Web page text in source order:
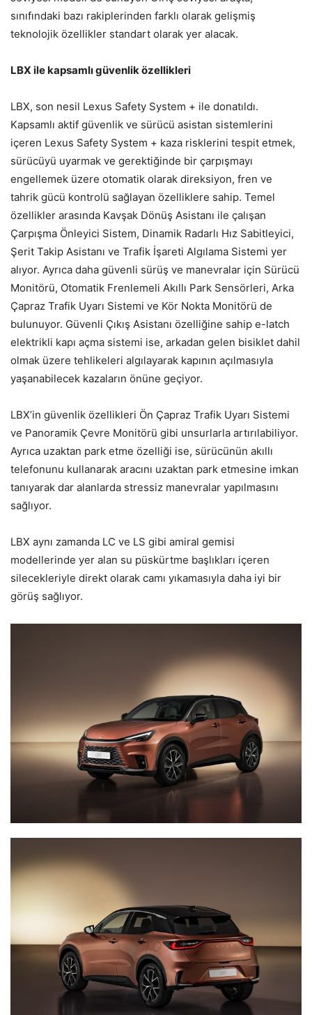
sınıfındaki bazı rakiplerinden farklı olarak gelişmiş
teknolojik özellikler standart olarak yer alacak.
LBX ile kapsamlı güvenlik özellikleri
LBX, son nesil Lexus Safety System + ile donatıldı.
Kapsamlı aktif güvenlik ve sürücü asistan sistemlerini
içeren Lexus Safety System + kaza risklerini tespit etmek,
sürücüyü uyarmak ve gerektiğinde bir çarpışmayı
engellemek üzere otomatik olarak direksiyon, fren ve
tahrik gücü kontrolü sağlayan özelliklere sahip. Temel
özellikler arasında Kavşak Dönüş Asistanı ile çalışan
Çarpışma Önleyici Sistem, Dinamik Radarlı Hız Sabitleyici,
Şerit Takip Asistanı ve Trafik İşareti Algılama Sistemi yer
alıyor. Ayrıca daha güvenli sürüş ve manevralar için Sürücü
Monitörü, Otomatik Frenlemeli Akıllı Park Sensörleri, Arka
Çapraz Trafik Uyarı Sistemi ve Kör Nokta Monitörü de
bulunuyor. Güvenli Çıkış Asistanı özelliğine sahip e-latch
elektrikli kapı açma sistemi ise, arkadan gelen bisiklet dahil
olmak üzere tehlikeleri algılayarak kapının açılmasıyla
yaşanabilecek kazaların önüne geçiyor.
LBX’in güvenlik özellikleri Ön Çapraz Trafik Uyarı Sistemi
ve Panoramik Çevre Monitörü gibi unsurlarla artırılabiliyor.
Ayrıca uzaktan park etme özelliği ise, sürücünün akıllı
telefonunu kullanarak aracını uzaktan park etmesine imkan
tanıyarak dar alanlarda stressiz manevralar yapılmasını
sağlıyor.
LBX aynı zamanda LC ve LS gibi amiral gemisi
modellerinde yer alan su püskürtme başlıkları içeren
silecekleriyle direkt olarak camı yıkamasıyla daha iyi bir
görüş sağlıyor.